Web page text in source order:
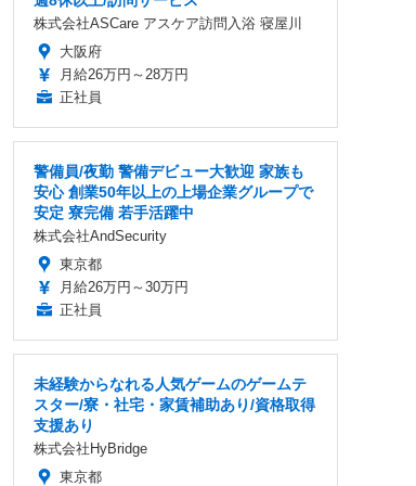
株式会社ASCare アスケア訪問入浴 寝屋川
大阪府
月給26万円～28万円
正社員
警備員/夜勤 警備デビュー大歓迎 家族も
安心 創業50年以上の上場企業グループで
安定 寮完備 若手活躍中
株式会社AndSecurity
東京都
月給26万円～30万円
正社員
未経験からなれる人気ゲームのゲームテ
スター/寮・社宅・家賃補助あり/資格取得
支援あり
株式会社HyBridge
東京都